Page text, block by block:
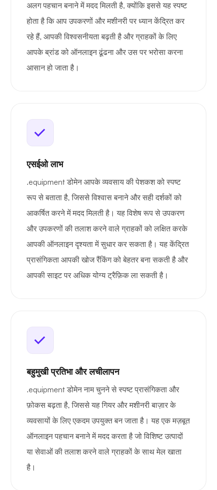
अलग पहचान बनाने में मदद मिलती है, क्योंकि इससे यह स्पष्ट
होता है कि आप उपकरणों और मशीनरी पर ध्यान केंद्रित कर
रहे हैं, आपकी विश्वसनीयता बढ़ती है और ग्राहकों के लिए
आपके ब्रांड को ऑनलाइन ढूंढना और उस पर भरोसा करना
आसान हो जाता है।
एसईओ लाभ
.equipment डोमेन आपके व्यवसाय की पेशकश को स्पष्ट
रूप से बताता है, जिससे विश्वास बनाने और सही दर्शकों को
आकर्षित करने में मदद मिलती है। यह विशेष रूप से उपकरण
और उपकरणों की तलाश करने वाले ग्राहकों को लक्षित करके
आपकी ऑनलाइन दृश्यता में सुधार कर सकता है। यह केंद्रित
प्रासंगिकता आपकी खोज रैंकिंग को बेहतर बना सकती है और
आपकी साइट पर अधिक योग्य ट्रैफ़िक ला सकती है।
बहुमुखी प्रतिभा और लचीलापन
.equipment डोमेन नाम चुनने से स्पष्ट प्रासंगिकता और
फ़ोकस बढ़ता है, जिससे यह गियर और मशीनरी बाज़ार के
व्यवसायों के लिए एकदम उपयुक्त बन जाता है। यह एक मज़बूत
ऑनलाइन पहचान बनाने में मदद करता है जो विशिष्ट उत्पादों
या सेवाओं की तलाश करने वाले ग्राहकों के साथ मेल खाता
है।